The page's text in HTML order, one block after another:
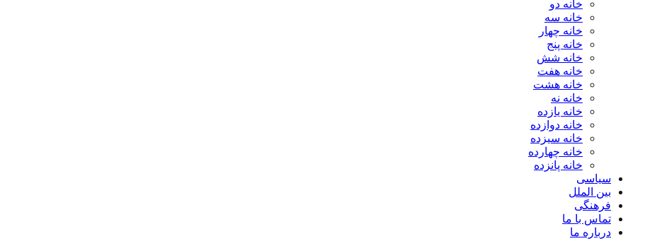
خانه دو
خانه سه
خانه چهار
خانه پنج
خانه شش
خانه هفت
خانه هشت
خانه نه
خانه یازده
خانه دوازده
خانه سیزده
خانه چهارده
خانه پانزده
سیاسی
بین الملل
فرهنگی
تماس با ما
درباره ما